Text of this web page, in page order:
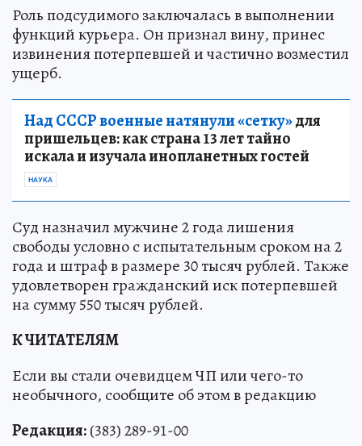
Роль подсудимого заключалась в выполнении
функций курьера. Он признал вину, принес
извинения потерпевшей и частично возместил
ущерб.
Над СССР военные натянули «сетку»для
пришельцев: как страна 13 лет тайно
искала и изучала инопланетных гостей
НАУКА
Суд назначил мужчине 2 года лишения
свободы условно с испытательным сроком на 2
года и штраф в размере 30 тысяч рублей. Также
удовлетворен гражданский иск потерпевшей
на сумму 550 тысяч рублей.
К ЧИТАТЕЛЯМ
Если вы стали очевидцем ЧП или чего-то
необычного, сообщите об этом в редакцию
Редакция:(383) 289-91-00